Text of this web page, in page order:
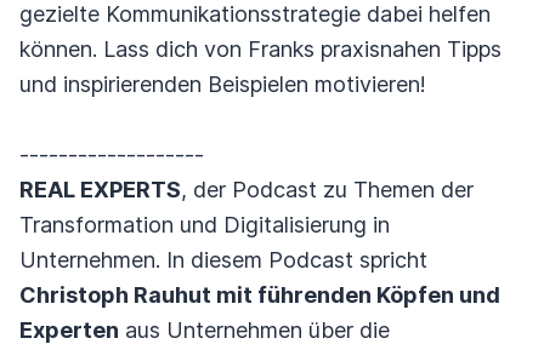
gezielte Kommunikationsstrategie dabei helfen
können. Lass dich von Franks praxisnahen Tipps
und inspirierenden Beispielen motivieren!
-------------------
REAL EXPERTS, der Podcast zu Themen der
Transformation und Digitalisierung in
Unternehmen. In diesem Podcast spricht
Christoph Rauhut mit führenden Köpfen und
Experten aus Unternehmen über die